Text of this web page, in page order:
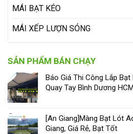
MÁI BẠT KÉO
MÁI XẾP LƯỢN SÓNG
SẢN PHẨM BÁN CHẠY
Báo Giá Thi Công Lắp Bạt
Quay Tay Bình Dương HCM
[An Giang]Màng Bạt Lót
Giang, Giá Rẻ, Bạt Tốt